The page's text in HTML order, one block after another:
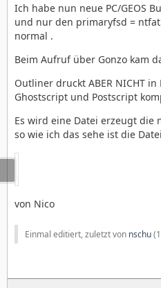
Ich habe nun neue PC/GEOS
und nur den primaryfsd =
normal .
Beim Aufruf über Gonzo kam
Outliner druckt ABER NICHT
Ghostscript und Postscript
Es wird eine Datei erzeugt die
so wie ich das sehe ist die
von Nico
Einmal editiert, zuletzt von nschu(